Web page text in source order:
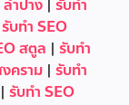
ำปาง| รับทำ
รับทำ SEO
สตูล | รับทำ
คราม | รับทำ
| รับทำ SEO